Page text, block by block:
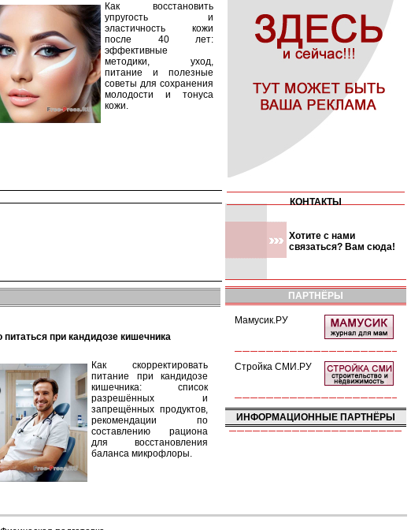
Как восстановить
упругость и
эластичность кожи
после 40 лет:
эффективные
методики, уход,
питание и полезные
советы для сохранения
молодости и тонуса
кожи.
КОНТАКТЫ
Хотите с нами
связаться? Вам сюда!
питаться при кандидозе кишечника
Как скорректировать
питание при кандидозе
кишечника: список
разрешённых и
запрещённых продуктов,
рекомендации по
составлению рациона
для восстановления
баланса микрофлоры.
ПАРТНЁРЫ
Мамусик.РУ
Стройка СМИ.РУ
ИНФОРМАЦИОННЫЕ ПАРТНЁРЫ